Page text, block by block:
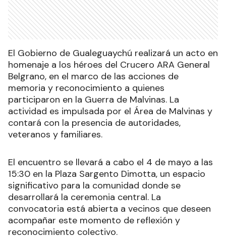
El Gobierno de Gualeguaychú realizará un acto en
homenaje a los héroes del Crucero ARA General
Belgrano, en el marco de las acciones de
memoria y reconocimiento a quienes
participaron en la Guerra de Malvinas. La
actividad es impulsada por el Área de Malvinas y
contará con la presencia de autoridades,
veteranos y familiares.
El encuentro se llevará a cabo el 4 de mayo a las
15:30 en la Plaza Sargento Dimotta, un espacio
significativo para la comunidad donde se
desarrollará la ceremonia central. La
convocatoria está abierta a vecinos que deseen
acompañar este momento de reflexión y
reconocimiento colectivo.